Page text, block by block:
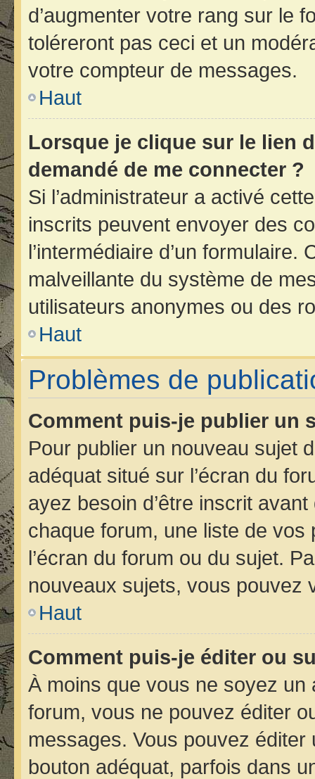
d’augmenter votre rang sur le
toléreront pas ceci et un
votre compteur de messages.
Haut
Lorsque je clique sur le lien
demandé de me connecter ?
Si l’administrateur a activé
inscrits peuvent envoyer des
l’intermédiaire d’un
malveillante du système de
utilisateurs anonymes ou des
Haut
Problèmes de
Comment puis-je publier un
Pour publier un nouveau sujet
adéquat situé sur l’écran du
ayez besoin d’être inscrit
chaque forum, une liste de
l’écran du forum ou du sujet.
nouveaux sujets, vous pouvez
Haut
Comment puis-je éditer ou
À moins que vous ne soyez
forum, vous ne pouvez éditer
messages. Vous pouvez
bouton adéquat, parfois dans